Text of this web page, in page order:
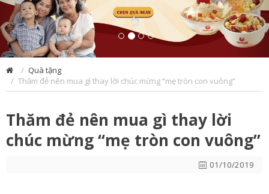
Quà tặng
Thăm đẻ nên mua gì thay lời chúc mừng “mẹ tròn con vuông”
Thăm đẻ nên mua gì thay lời
chúc mừng “mẹ tròn con vuông”
01/10/2019